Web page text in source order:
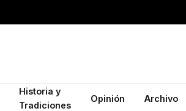
Historia y
Tradiciones
Opinión Archivo